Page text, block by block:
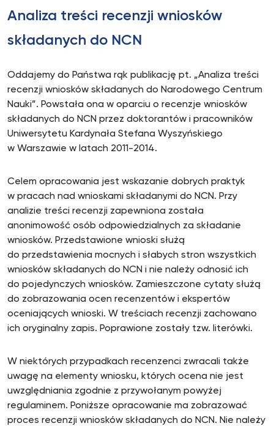
Analiza treści recenzji wniosków
składanych do NCN
Oddajemy do Państwa rąk publikację pt. „Analiza treści
recenzji wniosków składanych do Narodowego Centrum
Nauki”. Powstała ona w oparciu o recenzje wniosków
składanych do NCN przez doktorantów i pracowników
Uniwersytetu Kardynała Stefana Wyszyńskiego
w Warszawie w latach 2011-2014.
Celem opracowania jest wskazanie dobrych praktyk
w pracach nad wnioskami składanymi do NCN. Przy
analizie treści recenzji zapewniona została
anonimowość osób odpowiedzialnych za składanie
wniosków. Przedstawione wnioski służą
do przedstawienia mocnych i słabych stron wszystkich
wniosków składanych do NCN i nie należy odnosić ich
do pojedynczych wniosków. Zamieszczone cytaty służą
do zobrazowania ocen recenzentów i ekspertów
oceniających wnioski. W treściach recenzji zachowano
ich oryginalny zapis. Poprawione zostały tzw. literówki.
W niektórych przypadkach recenzenci zwracali także
uwagę na elementy wniosku, których ocena nie jest
uwzględniania zgodnie z przywołanym powyżej
regulaminem. Poniższe opracowanie ma zobrazować
proces recenzji wniosków składanych do NCN. Nie należy